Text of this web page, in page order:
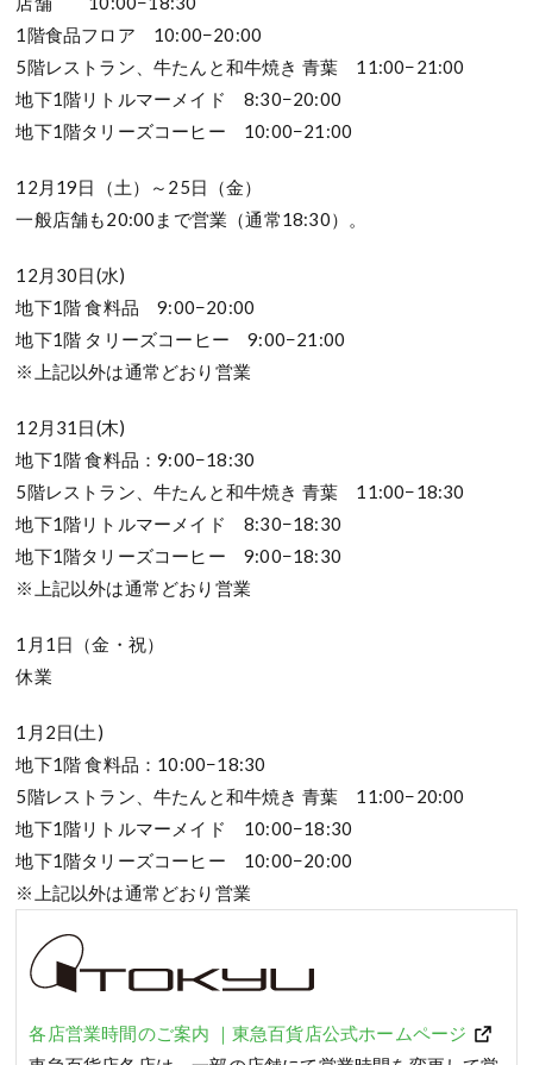
1階食品フロア 10:00−20:00
5階レストラン、牛たんと和牛焼き 青葉 11:00−21:00
地下1階リトルマーメイド 8:30−20:00
地下1階タリーズコーヒー 10:00−21:00
12月19日（土）～25日（金）
一般店舗も20:00まで営業（通常18:30）。
12月30日(水)
地下1階 食料品 9:00−20:00
地下1階 タリーズコーヒー 9:00−21:00
※上記以外は通常どおり営業
12月31日(木)
地下1階 食料品：9:00−18:30
5階レストラン、牛たんと和牛焼き 青葉 11:00−18:30
地下1階リトルマーメイド 8:30−18:30
地下1階タリーズコーヒー 9:00−18:30
※上記以外は通常どおり営業
1月1日（金・祝）
休業
1月2日(土)
地下1階 食料品：10:00−18:30
5階レストラン、牛たんと和牛焼き 青葉 11:00−20:00
地下1階リトルマーメイド 10:00−18:30
地下1階タリーズコーヒー 10:00−20:00
※上記以外は通常どおり営業
各店営業時間のご案内 ｜東急百貨店公式ホームページ